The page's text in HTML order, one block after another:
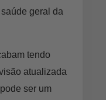
geral da
tendo
atualizada
ser um